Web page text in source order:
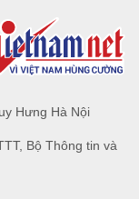
Hưng Hà Nội
Bộ Thông tin và